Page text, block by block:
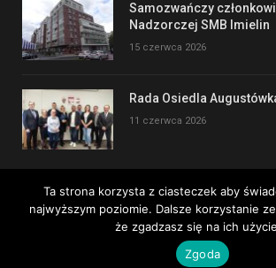
Samozwańczy
Nadzorczej SMB Imielin
15 czerwca 2026
Rada Osiedla
11 czerwca 2026
Copyright © 2017
Kontakt
Ta strona korzysta z ciasteczek aby
najwyższym poziomie. Dalsze korzystanie
że zgadzasz się na ich
Zgoda